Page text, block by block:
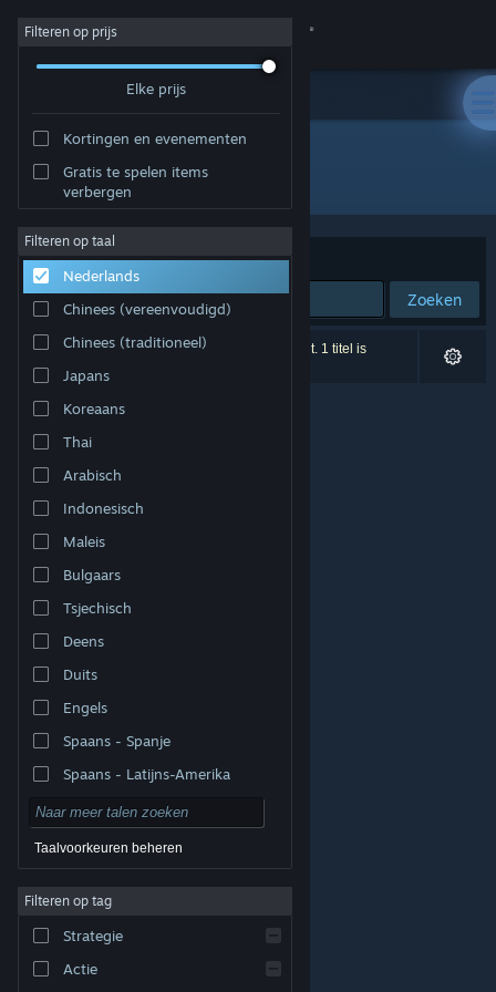
Inloggen
Community
Over
Ondersteuning
Taal wijzigen
Download de mobiele Steam-app
Desktopwebsite weergeven
© Valve Corporation. Alle rechten voorbehouden. Alle
handelsmerken zijn eigendom van hun respectieve
Privacybeleid|Juridische informatie
Toegankelijkheid
|
Terugbetalingen
Filteren op prijs
Elke prijs
Kortingen en evenementen
Gratis te spelen items
verbergen
Filteren op taal
Nederlands
Chinees (vereenvoudigd)
Chinees (traditioneel)
Japans
Koreaans
Thai
Arabisch
Indonesisch
Maleis
Bulgaars
Tsjechisch
Deens
Duits
Engels
Spaans - Spanje
Spaans - Latijns-Amerika
Taalvoorkeuren beheren
Filteren op tag
Strategie
Actie
Ontwikkelaar: RetroPixel Digital
Sorteren op Relevantie
Zoeken
0 resultaten komen overeen met je zoekopdracht. 1 titel is
uitgesloten op basis van je voorkeuren.